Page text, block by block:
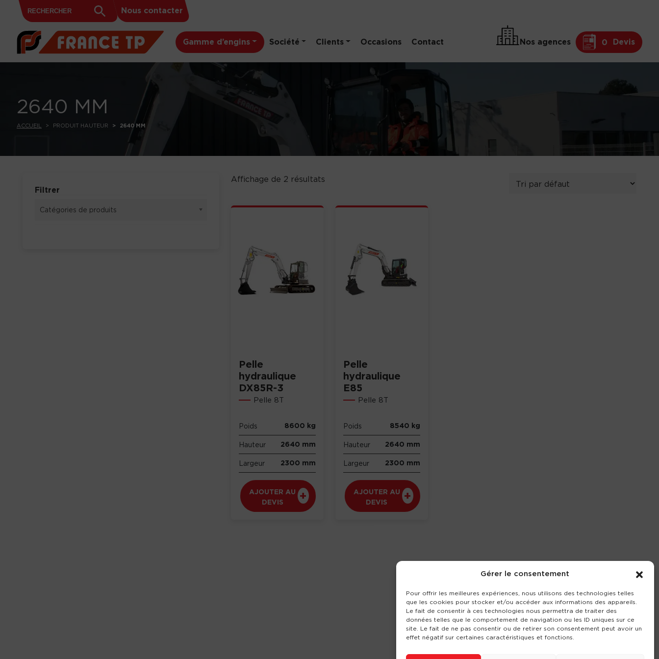
Gérer le consentement
Pour offrir les meilleures expériences, nous utilisons des technologies telles
que les cookies pour stocker et/ou accéder aux informations des appareils.
Le fait de consentir à ces technologies nous permettra de traiter des
données telles que le comportement de navigation ou les ID uniques sur ce
site. Le fait de ne pas consentir ou de retirer son consentement peut avoir un
effet négatif sur certaines caractéristiques et fonctions.
Skip to content
Search
for:
Search
Button
Nous contacter
Gamme d’engins Société Clients Occasions Contact Nos agences 0 Devis
2640 MM
ACCUEIL PRODUIT HAUTEUR 2640 MM
Filtrer
Catégories de produits
Affichage de 2 résultats
Pelle
hydraulique
DX85R-3
Pelle 8T
Poids 8600 kg
Hauteur 2640 mm
Largeur 2300 mm
AJOUTER AU
DEVIS
Pelle
hydraulique
E85
Pelle 8T
Poids 8540 kg
Hauteur 2640 mm
Largeur 2300 mm
AJOUTER AU
DEVIS